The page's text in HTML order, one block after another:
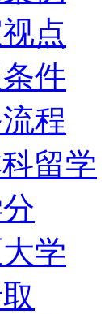
点
件
程
留学
学